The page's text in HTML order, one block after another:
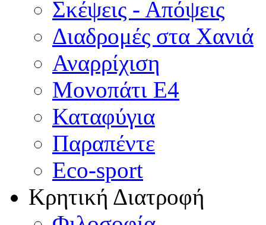
Σκέψεις - Απόψεις
Διαδρομές στα Χανιά
Αναρρίχιση
Μονοπάτι Ε4
Καταφύγια
Παραπέντε
Eco-sport
Κρητική Διατροφή